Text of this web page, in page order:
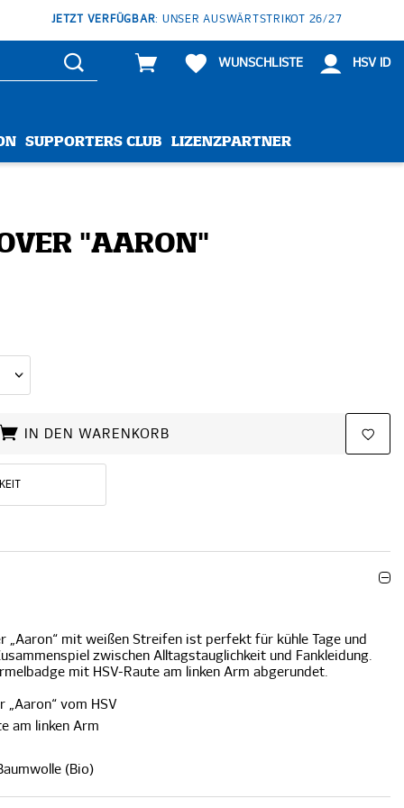
JETZT VERFÜGBAR: UNSER AUSWÄRTSTRIKOT 26/27
WUNSCHLISTE HSV ID
SUPPORTERS CLUB LIZENZPARTNER
"AARON"
IN DEN WARENKORB
„Aaron“ mit weißen Streifen ist perfekt für kühle Tage und
zwischen Alltagstauglichkeit und Fankleidung.
mit HSV-Raute am linken Arm abgerundet.
„Aaron“ vom HSV
am linken Arm
(Bio)